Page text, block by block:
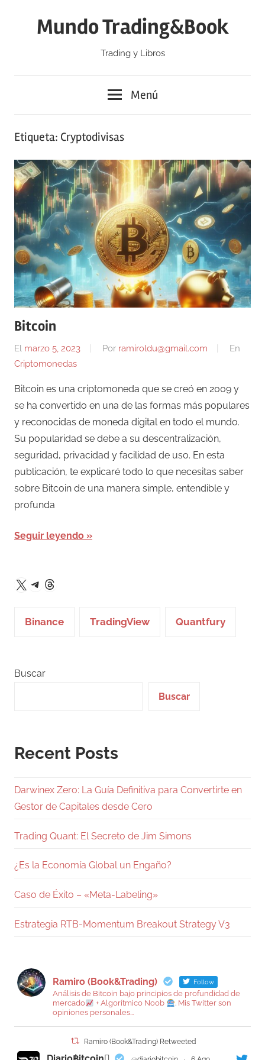
Mundo Trading&Book
Trading y Libros
Menú
Etiqueta: Cryptodivisas
Bitcoin
El marzo 5, 2023 Por ramiroldu@gmail.com
En
Criptomonedas
Bitcoin es una criptomoneda que se creó en 2009 y
se ha convertido en una de las formas más populares
y reconocidas de moneda digital en todo el mundo.
Su popularidad se debe a su descentralización,
seguridad, privacidad y facilidad de uso. En esta
publicación, te explicaré todo lo que necesitas saber
sobre Bitcoin de una manera simple, entendible y
profunda
Seguir leyendo
X Telegram
Threads
Binance TradingView Quantfury
Buscar
Buscar
Recent Posts
Darwinex Zero: La Guía Definitiva para Convertirte en
Gestor de Capitales desde Cero
Trading Quant: El Secreto de Jim Simons
¿Es la Economía Global un Engaño?
Caso de Éxito – «Meta-Labeling»
Estrategia RTB-Momentum Breakout Strategy V3
Ramiro (Book&Trading) Follow
Análisis de Bitcoin bajo principios de profundidad de
mercado
+ Algorítmico Noob
. Mis Twitter son
opiniones personales...
Ramiro (Book&Trading) Retweeted